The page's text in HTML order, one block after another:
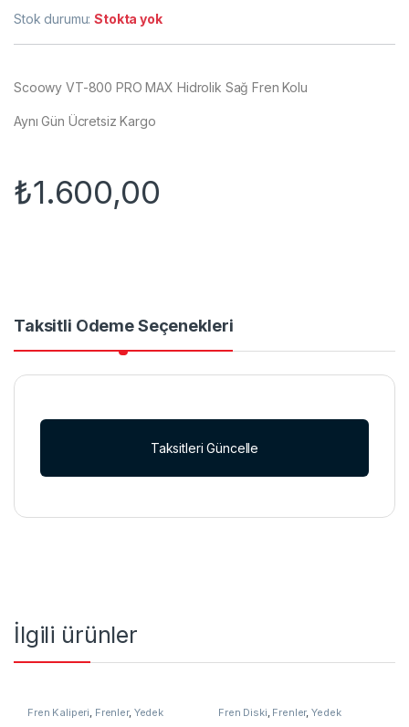
Stok durumu:Stokta yok
Scoowy VT-800 PRO MAX Hidrolik Sağ Fren Kolu
Aynı Gün Ücretsiz Kargo
₺1.600,00
Taksitli Ödeme Seçenekleri
Taksitleri Güncelle
İlgili ürünler
Fren Kaliperi, Frenler, Yedek Fren Diski, Frenler,Yedek